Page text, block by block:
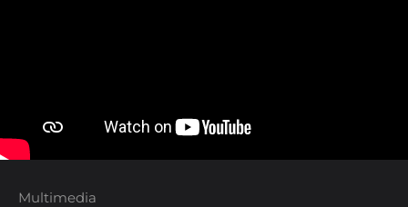
Multimedia